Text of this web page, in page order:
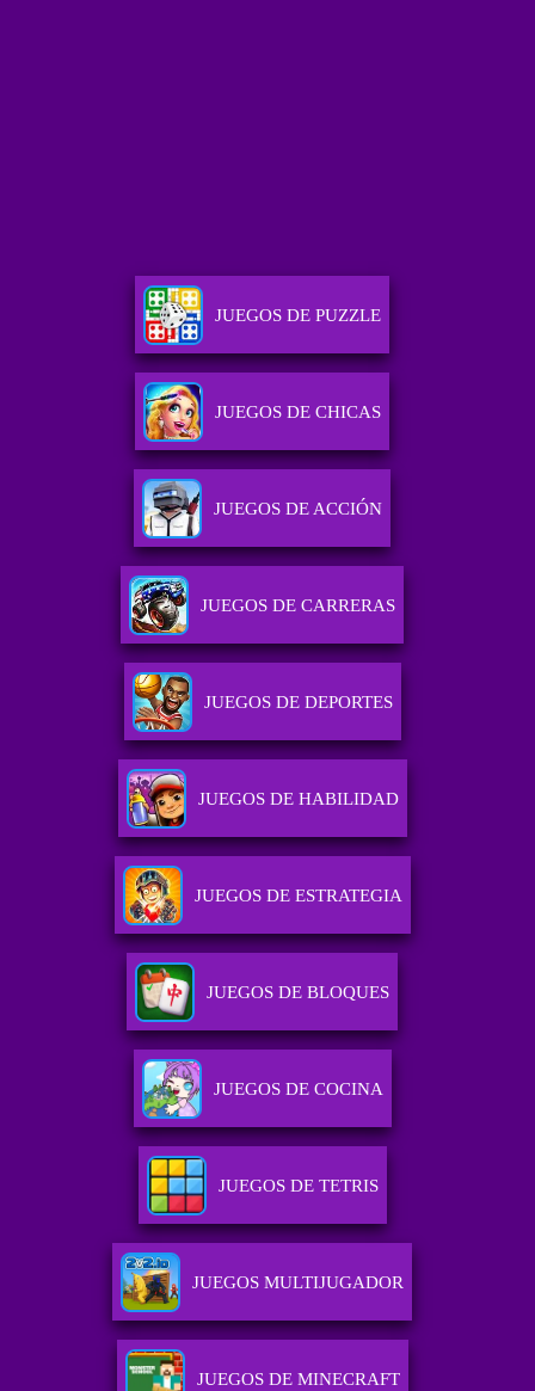
JUEGOS DE PUZZLE
JUEGOS DE CHICAS
JUEGOS DE ACCIÓN
JUEGOS DE CARRERAS
JUEGOS DE DEPORTES
JUEGOS DE HABILIDAD
JUEGOS DE ESTRATEGIA
JUEGOS DE BLOQUES
JUEGOS DE COCINA
JUEGOS DE TETRIS
JUEGOS MULTIJUGADOR
JUEGOS DE MINECRAFT